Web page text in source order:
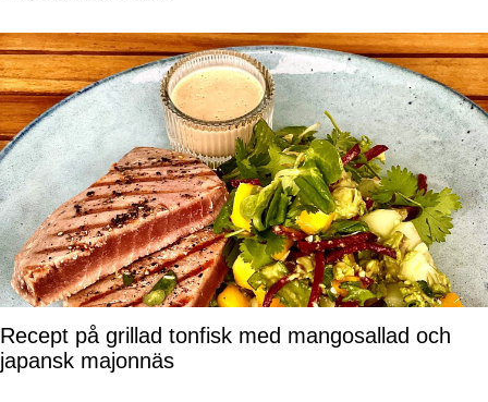
Recept på grillad tonfisk med mangosallad och
japansk majonnäs